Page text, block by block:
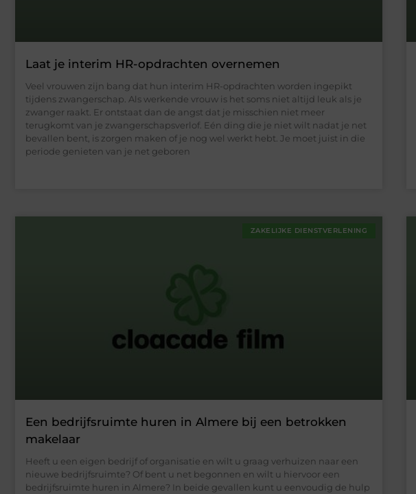
Laat je interim HR-opdrachten overnemen
Veel vrouwen zijn bang dat hun interim HR-opdrachten worden ingepikt
tijdens zwangerschap. Als werkende vrouw is het soms niet altijd leuk als je
zwanger raakt. Er ontstaat dan de angst dat je misschien niet meer
terugkomt van je zwangerschapsverlof. Eén ding die je niet wilt nadat je net
bevallen bent, is zorgen maken of je nog wel werkt hebt. Je moet juist in die
periode genieten van je net geboren
ZAKELIJKE DIENSTVERLENING
Een bedrijfsruimte huren in Almere bij een betrokken
makelaar
Heeft u een eigen bedrijf of organisatie en wilt u graag verhuizen naar een
nieuwe bedrijfsruimte? Of bent u net begonnen en wilt u hiervoor een
bedrijfsruimte huren in Almere? In beide gevallen kunt u eenvoudig de hulp